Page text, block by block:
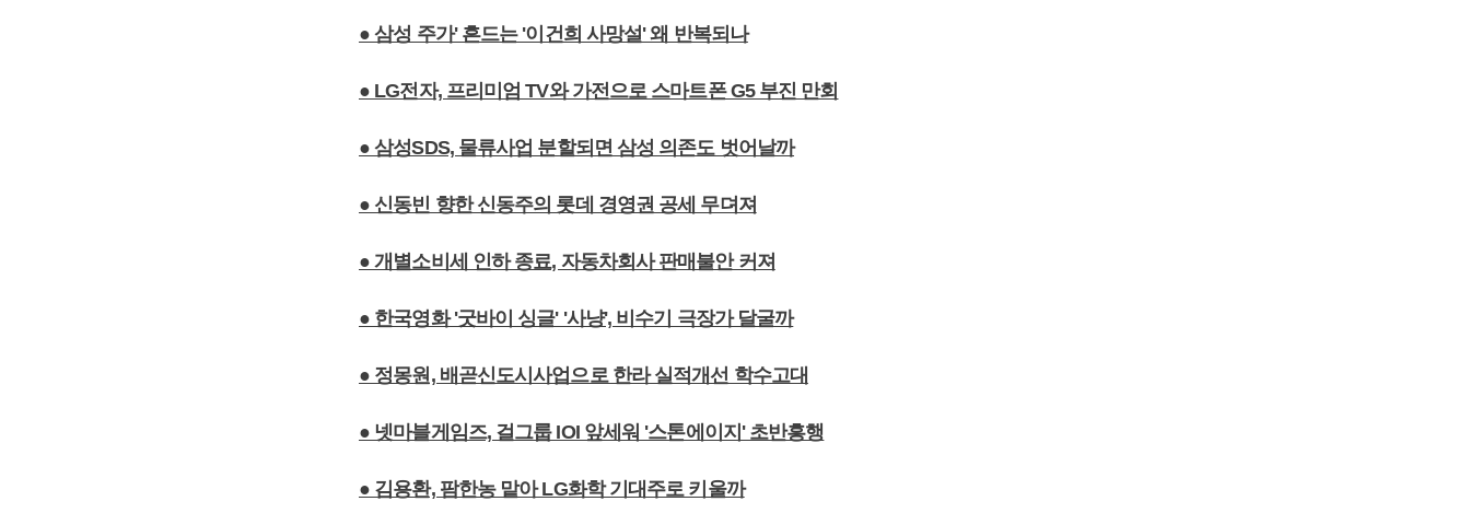
● 삼성 주가' 흔드는 '이건희 사망설' 왜 반복되나
● LG전자, 프리미엄 TV와 가전으로 스마트폰 G5 부진 만회
● 삼성SDS, 물류사업 분할되면 삼성 의존도 벗어날까
● 신동빈 향한 신동주의 롯데 경영권 공세 무뎌져
● 개별소비세 인하 종료, 자동차회사 판매불안 커져
● 한국영화 '굿바이 싱글' '사냥', 비수기 극장가 달굴까
● 정몽원, 배곧신도시사업으로 한라 실적개선 학수고대
● 넷마블게임즈, 걸그룹 IOI 앞세워 '스톤에이지' 초반흥행
● 김용환, 팜한농 맡아 LG화학 기대주로 키울까